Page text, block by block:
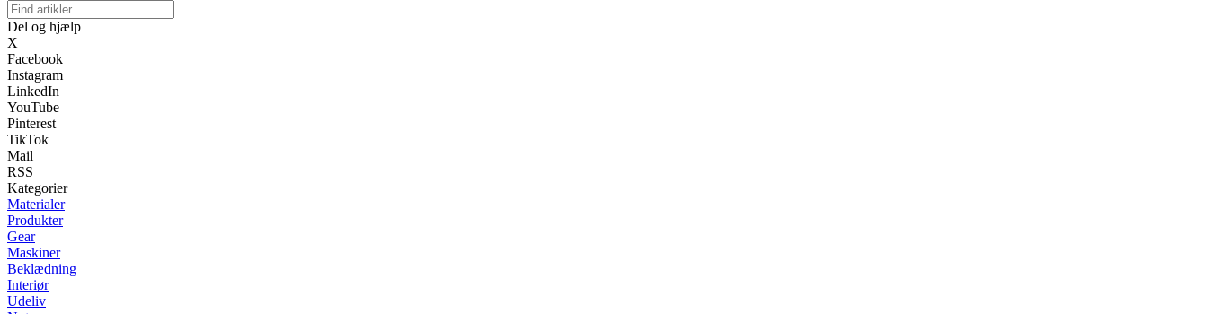
Del og hjælp
X
Facebook
Instagram
LinkedIn
YouTube
Pinterest
TikTok
Mail
RSS
Kategorier
Materialer
Produkter
Gear
Maskiner
Beklædning
Interiør
Udeliv